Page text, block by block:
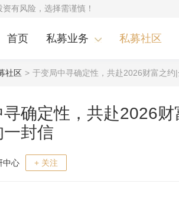
有风险，选择需谨慎！
首页 私募业务 私募社区
社区 > 于变局中寻确定性，共赴2026财富之
确定性，共赴2026
封信
中心 + 关注